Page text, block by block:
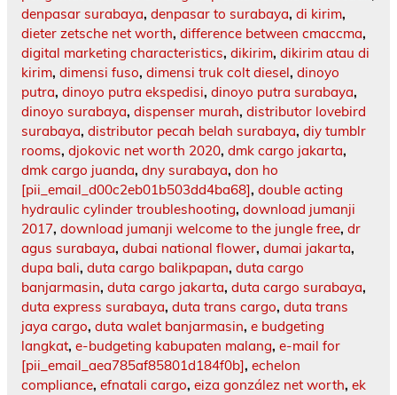
denpasar surabaya, denpasar to surabaya, di kirim,
dieter zetsche net worth, difference between cmaccma,
digital marketing characteristics, dikirim, dikirim atau di
kirim, dimensi fuso, dimensi truk colt diesel, dinoyo
putra, dinoyo putra ekspedisi, dinoyo putra surabaya,
dinoyo surabaya, dispenser murah, distributor lovebird
surabaya, distributor pecah belah surabaya, diy tumblr
rooms, djokovic net worth 2020, dmk cargo jakarta,
dmk cargo juanda, dny surabaya, don ho
[pii_email_d00c2eb01b503dd4ba68], double acting
hydraulic cylinder troubleshooting, download jumanji
2017, download jumanji welcome to the jungle free, dr
agus surabaya, dubai national flower, dumai jakarta,
dupa bali, duta cargo balikpapan, duta cargo
banjarmasin, duta cargo jakarta, duta cargo surabaya,
duta express surabaya, duta trans cargo, duta trans
jaya cargo, duta walet banjarmasin, e budgeting
langkat, e-budgeting kabupaten malang, e-mail for
[pii_email_aea785af85801d184f0b], echelon
compliance, efnatali cargo, eiza gonzález net worth, ek